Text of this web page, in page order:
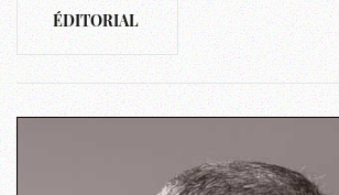
ÉDITORIAL